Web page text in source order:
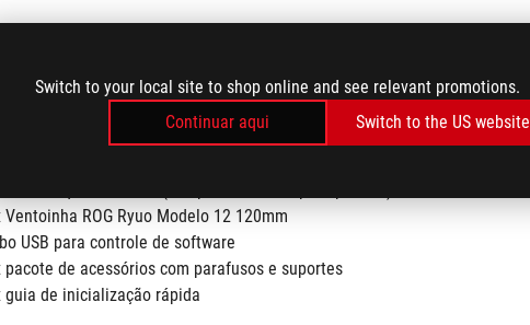
Switch to your local site to shop online and see relevant promotions.
Continuar aqui
Switch to the US website
AM5, AM4, TR4*
cooler líquido de CPU (composto térmico pré-aplicado)
Ventoinha ROG Ryuo Modelo 12 120mm
USB para controle de software
pacote de acessórios com parafusos e suportes
guia de inicialização rápida